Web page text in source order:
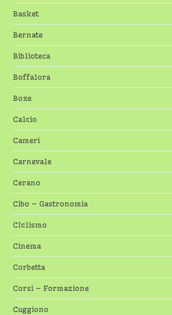
Basket
Bernate
Biblioteca
Boffalora
Boxe
Calcio
Cameri
Carnevale
Cerano
Cibo – Gastronomia
CIclismo
Cinema
Corbetta
Corsi – Formazione
Cuggiono